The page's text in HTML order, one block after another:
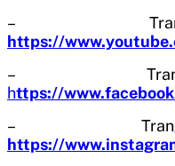
–
https://
–
https://
– Trang
https://